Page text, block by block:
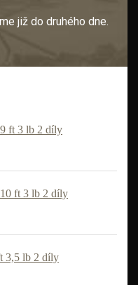
již do druhého dne.
ft 3 lb 2 díly
ft 3 lb 2 díly
3,5 lb 2 díly